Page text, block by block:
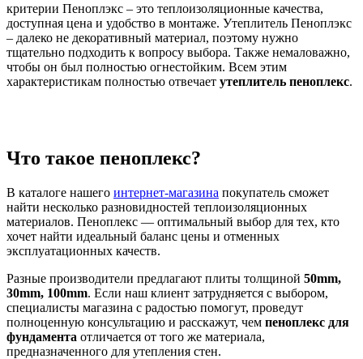
критерии Пеноплэкс – это теплоизоляционные качества,
доступная цена и удобство в монтаже. Утеплитель Пеноплэкс
– далеко не декоративный материал, поэтому нужно
тщательно подходить к вопросу выбора. Также немаловажно,
чтобы он был полностью огнестойким. Всем этим
характеристикам полностью отвечает утеплитель пеноплекс.
Что такое пеноплекс?
В каталоге нашего интернет-магазина покупатель сможет
найти несколько разновидностей теплоизоляционных
материалов. Пеноплекс — оптимальный выбор для тех, кто
хочет найти идеальный баланс цены и отменных
эксплуатационных качеств.
Разные производители предлагают плиты толщиной 50mm,
30mm, 100mm. Если наш клиент затрудняется с выбором,
специалисты магазина с радостью помогут, проведут
полноценную консультацию и расскажут, чем пеноплекс для
фундамента отличается от того же материала,
предназначенного для утепления стен.